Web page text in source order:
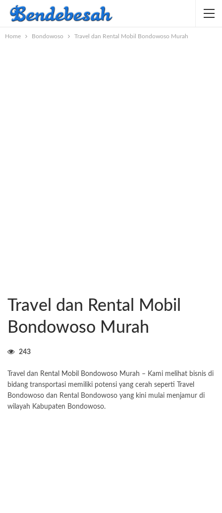
Home Bondowoso Travel dan Rental Mobil Bondowoso Murah
Travel dan Rental Mobil
Bondowoso Murah
243
Travel dan Rental Mobil Bondowoso Murah – Kami melihat bisnis di
bidang transportasi memiliki potensi yang cerah seperti Travel
Bondowoso dan Rental Bondowoso yang kini mulai menjamur di
wilayah Kabupaten Bondowoso.